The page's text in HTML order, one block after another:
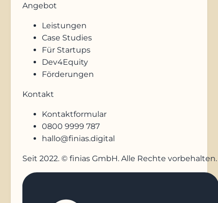
Angebot
Leistungen
Case Studies
Für Startups
Dev4Equity
Förderungen
Kontakt
Kontaktformular
0800 9999 787
hallo@finias.digital
Seit 2022. © finias GmbH. Alle Rechte vorbehalten.